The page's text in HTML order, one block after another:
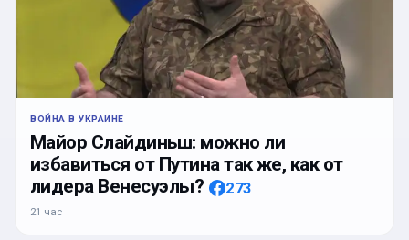
ВОЙНА В УКРАИНЕ
Майор Слайдиньш: можно ли
избавиться от Путина так же, как от
лидера Венесуэлы?
273
21 час